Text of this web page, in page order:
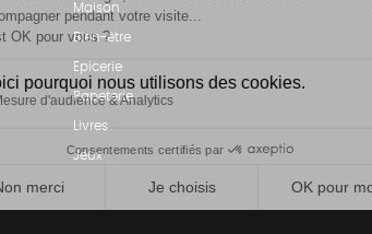
Maison
Bien-être
Epicerie
Papeterie
Livres
Jeux